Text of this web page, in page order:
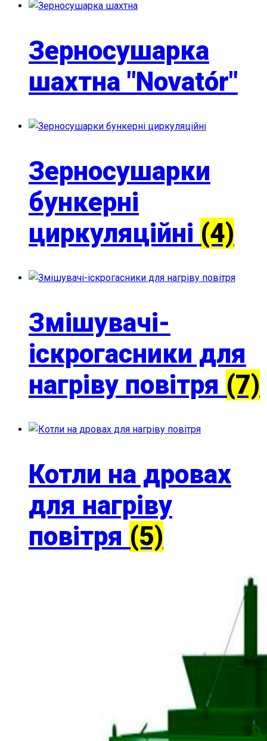
Зерносушарка
шахтна "Novatо́r"
Зерносушарки
бункерні
циркуляційні (4)
Змішувачі-
іскрогасники для
нагріву повітря (7)
Котли на дровах
для нагріву
повітря (5)